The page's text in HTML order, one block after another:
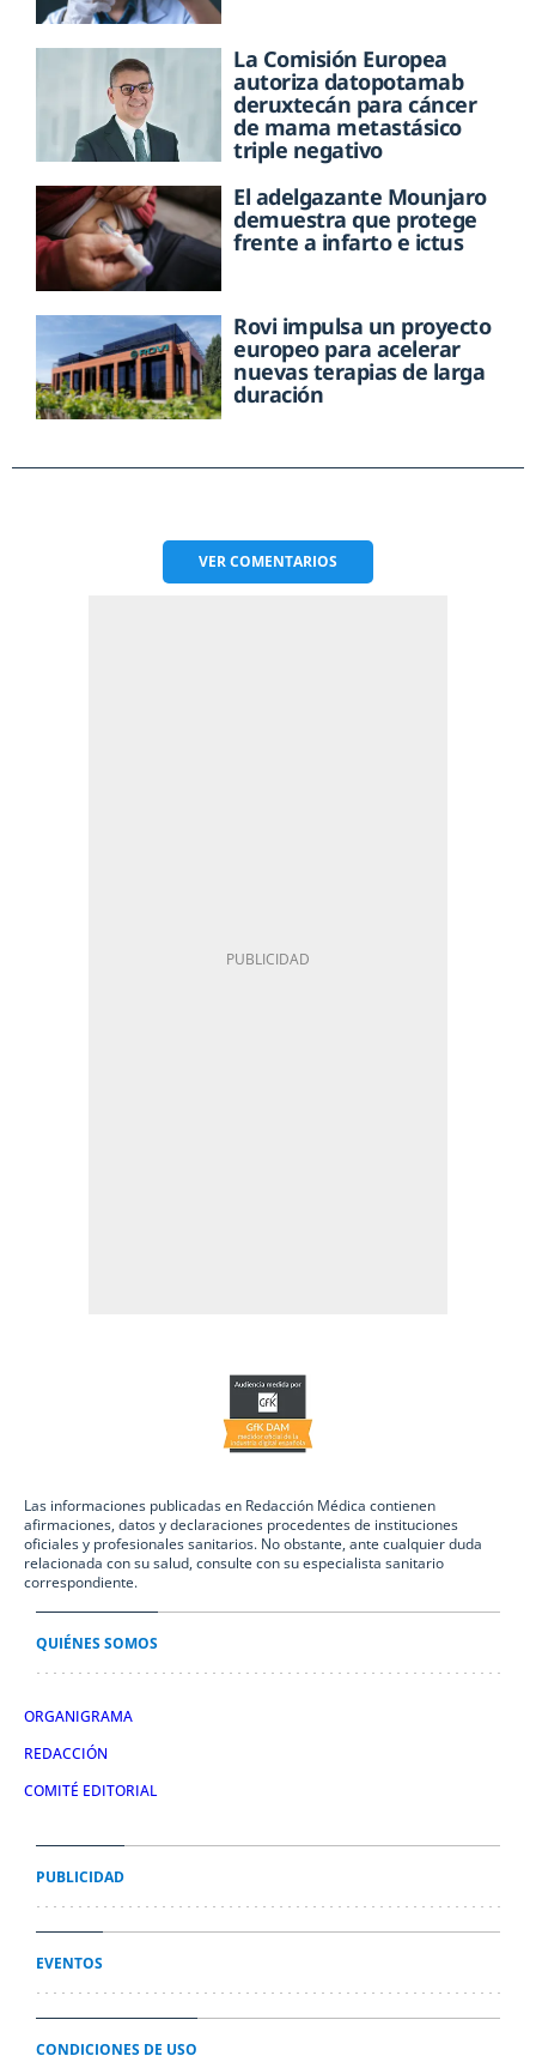
La Comisión Europea
autoriza datopotamab
deruxtecán para cáncer
de mama metastásico
triple negativo
El adelgazante Mounjaro
demuestra que protege
frente a infarto e ictus
Rovi impulsa un proyecto
europeo para acelerar
nuevas terapias de larga
duración
VERCOMENTARIOS
Las informaciones publicadas en Redacción Médica contienen
afirmaciones, datos y declaraciones procedentes de instituciones
oficiales y profesionales sanitarios. No obstante, ante cualquier duda
relacionada con su salud, consulte con su especialista sanitario
correspondiente.
QUIÉNES SOMOS
ORGANIGRAMA
REDACCIÓN
COMITÉ EDITORIAL
PUBLICIDAD
EVENTOS
CONDICIONES DE USO